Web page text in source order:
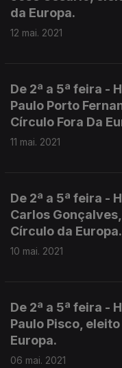
da Europa.
12 mai. 2021
De 2ª a 5ª feira -
Paulo Porto
Círculo Fora Da
11 mai. 2021
De 2ª a 5ª feira -
Carlos
Círculo da Europa.
10 mai. 2021
De 2ª a 5ª feira -
Paulo Pisco,
Europa.
06 mai. 2021